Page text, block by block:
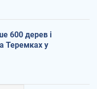
600 дерев і
Теремках у